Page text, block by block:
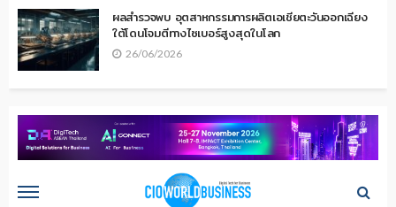
ผลสำรวจพบ อุตสาหกรรมการผลิตเอเชียตะวันออกเฉียง
ใต้โดนโจมตีทางไซเบอร์สูงสุดในโลก
26/06/2026